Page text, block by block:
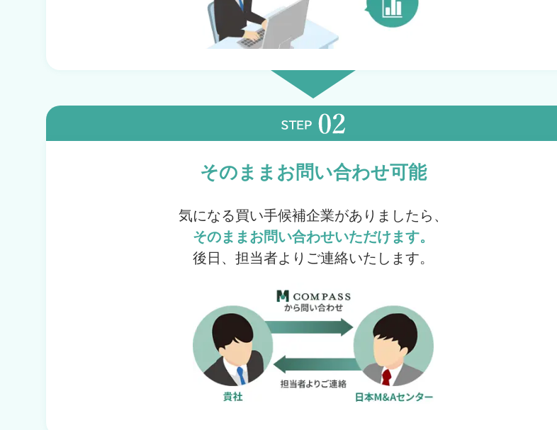
そのままお問い合わせ可能
気になる買い手候補企業がありましたら、
そのままお問い合わせいただけます。
後日、担当者よりご連絡いたします。